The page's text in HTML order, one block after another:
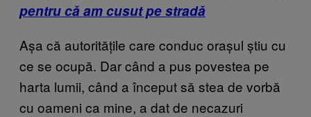
pentru că am cusut pe stradă
Așa că autoritățile care conduc orașul știu cu
ce se ocupă. Dar când a pus povestea pe
harta lumii, când a început să stea de vorbă
cu oameni ca mine, a dat de necazuri